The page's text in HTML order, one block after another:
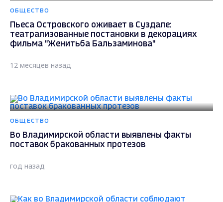
ОБЩЕСТВО
Пьеса Островского оживает в Суздале:
театрализованные постановки в декорациях
фильма "Женитьба Бальзаминова"
12 месяцев назад
ОБЩЕСТВО
Во Владимирской области выявлены факты
поставок бракованных протезов
год назад